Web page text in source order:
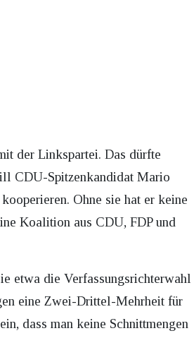
der Linkspartei. Das dürfte
CDU-Spitzenkandidat Mario
Ohne sie hat er keine
Koalition aus CDU, FDP und
etwa die Verfassungsrichterwahl
eine Zwei-Drittel-Mehrheit für
dass man keine Schnittmengen